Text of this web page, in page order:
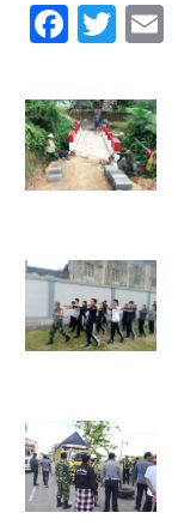
F
c
e
b
o
k
T
itt
er